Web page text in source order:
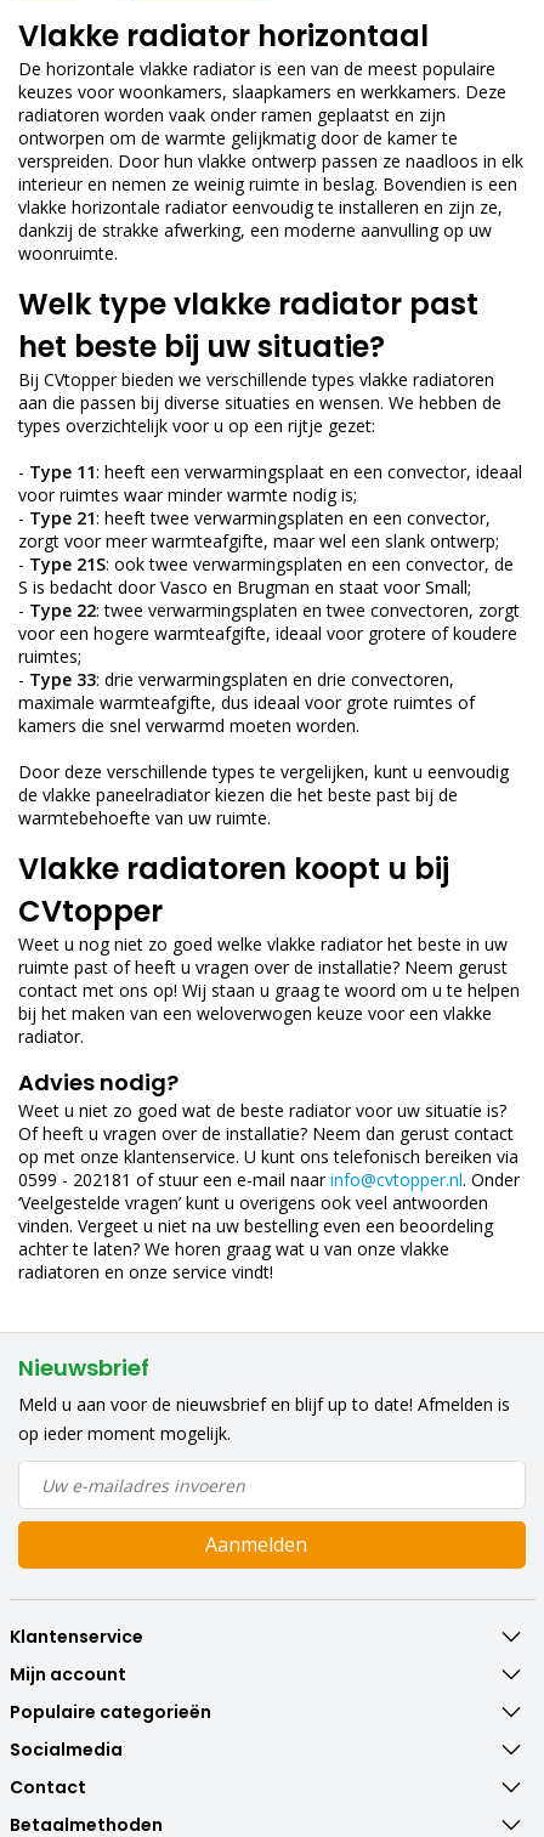
Vlakke radiator horizontaal
De horizontale vlakke radiator is een van de meest populaire
keuzes voor woonkamers, slaapkamers en werkkamers. Deze
radiatoren worden vaak onder ramen geplaatst en zijn
ontworpen om de warmte gelijkmatig door de kamer te
verspreiden. Door hun vlakke ontwerp passen ze naadloos in elk
interieur en nemen ze weinig ruimte in beslag. Bovendien is een
vlakke horizontale radiator eenvoudig te installeren en zijn ze,
dankzij de strakke afwerking, een moderne aanvulling op uw
woonruimte.
Welk type vlakke radiator past
het beste bij uw situatie?
Bij CVtopper bieden we verschillende types vlakke radiatoren
aan die passen bij diverse situaties en wensen. We hebben de
types overzichtelijk voor u op een rijtje gezet:
- Type 11: heeft een verwarmingsplaat en een convector, ideaal
voor ruimtes waar minder warmte nodig is;
- Type 21: heeft twee verwarmingsplaten en een convector,
zorgt voor meer warmteafgifte, maar wel een slank ontwerp;
- Type 21S: ook twee verwarmingsplaten en een convector, de
S is bedacht door Vasco en Brugman en staat voor Small;
- Type 22: twee verwarmingsplaten en twee convectoren, zorgt
voor een hogere warmteafgifte, ideaal voor grotere of koudere
ruimtes;
- Type 33: drie verwarmingsplaten en drie convectoren,
maximale warmteafgifte, dus ideaal voor grote ruimtes of
kamers die snel verwarmd moeten worden.
Door deze verschillende types te vergelijken, kunt u eenvoudig
de vlakke paneelradiator kiezen die het beste past bij de
warmtebehoefte van uw ruimte.
Vlakke radiatoren koopt u bij
CVtopper
Weet u nog niet zo goed welke vlakke radiator het beste in uw
ruimte past of heeft u vragen over de installatie? Neem gerust
contact met ons op! Wij staan u graag te woord om u te helpen
bij het maken van een weloverwogen keuze voor een vlakke
radiator.
Advies nodig?
Weet u niet zo goed wat de beste radiator voor uw situatie is?
Of heeft u vragen over de installatie? Neem dan gerust contact
op met onze klantenservice. U kunt ons telefonisch bereiken via
0599 - 202181 of stuur een e-mail naarinfo@cvtopper.nl. Onder
‘Veelgestelde vragen’ kunt u overigens ook veel antwoorden
vinden. Vergeet u niet na uw bestelling even een beoordeling
achter te laten? We horen graag wat u van onze vlakke
radiatoren en onze service vindt!
Nieuwsbrief
Meld u aan voor de nieuwsbrief en blijf up to date! Afmelden is
op ieder moment mogelijk.
Aanmelden
Klantenservice
Mijn account
Populaire categorieën
Socialmedia
Contact
Betaalmethoden